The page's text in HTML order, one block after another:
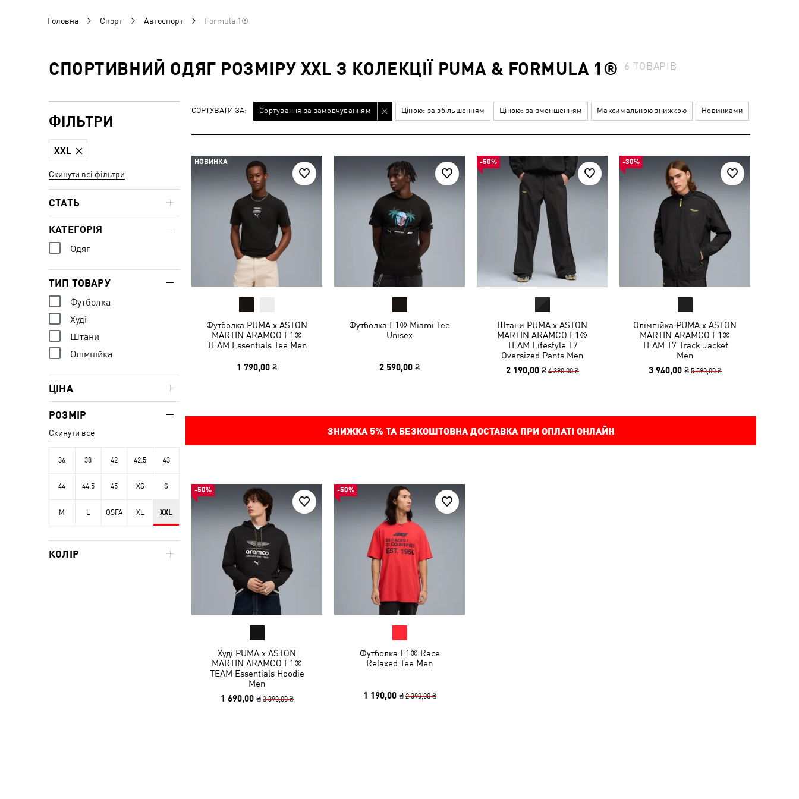
Головна Спорт Автоспорт Formula 1®
СПОРТИВНИЙ ОДЯГ РОЗМІРУ XXL З КОЛЕКЦІЇ PUMA & FORMULA 1® 6ТОВАРІВ
СОРТУВАТИ ЗА: Сортування за замовчуванням Ціною: за збільшенням Ціною: за зменшенням Максимальною знижкою Новинками
НОВИНКА
Футболка PUMA x ASTON
MARTIN ARAMCO F1®
TEAM Essentials Tee Men
1 790,00 ₴
Футболка F1® Miami Tee
Unisex
2 590,00 ₴
-50%
Штани PUMA x ASTON
MARTIN ARAMCO F1®
TEAM Lifestyle T7
Oversized Pants Men
2 190,00 ₴ 4 390,00 ₴
-30%
Олімпійка PUMA x ASTON
MARTIN ARAMCO F1®
TEAM T7 Track Jacket
Men
3 940,00 ₴ 5 590,00 ₴
ЗНИЖКА 5% ТА БЕЗКОШТОВНА ДОСТАВКА ПРИ ОПЛАТІ ОНЛАЙН
-50%
Худі PUMA x ASTON
MARTIN ARAMCO F1®
TEAM Essentials Hoodie
Men
1 690,00 ₴ 3 390,00 ₴
-50%
Футболка F1® Race
Relaxed Tee Men
1 190,00 ₴ 2 390,00 ₴
ФІЛЬТРИ
XXL
Скинути всі фільтри
СТАТЬ
КАТЕГОРІЯ
Одяг
ТИП ТОВАРУ
Футболка
Худі
Штани
Олімпійка
ЦІНА
РОЗМІР
Скинути все
36 38 42 42.5 43
44 44.5 45 XS S
M L OSFA XL XXL
КОЛІР